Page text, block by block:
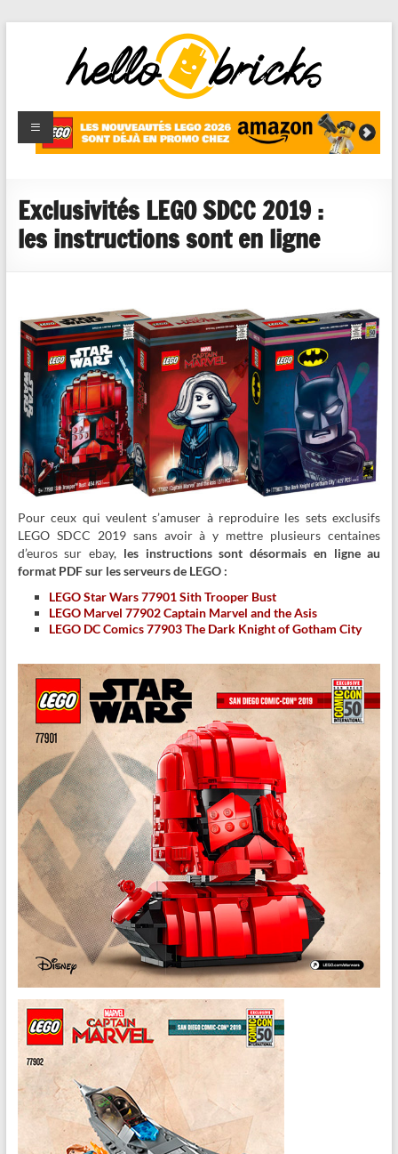
HelloBricks
Blog LEGO,
nouveaut�s
reviews
Exclusivités LEGO SDCC 2019 :
les instructions sont en ligne
Pour ceux qui veulent s’amuser à reproduire les sets exclusifs
LEGO SDCC 2019 sans avoir à y mettre plusieurs centaines
d’euros sur ebay, les instructions sont désormais en ligne au
format PDF sur les serveurs de LEGO :
LEGO Star Wars 77901 Sith Trooper Bust
LEGO Marvel 77902 Captain Marvel and the Asis
LEGO DC Comics 77903 The Dark Knight of Gotham City